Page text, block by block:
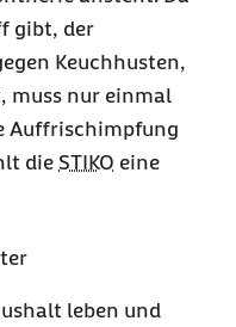
gibt, der
Keuchhusten,
muss nur einmal
Auffrischimpfung
die STIKO eine
leben und